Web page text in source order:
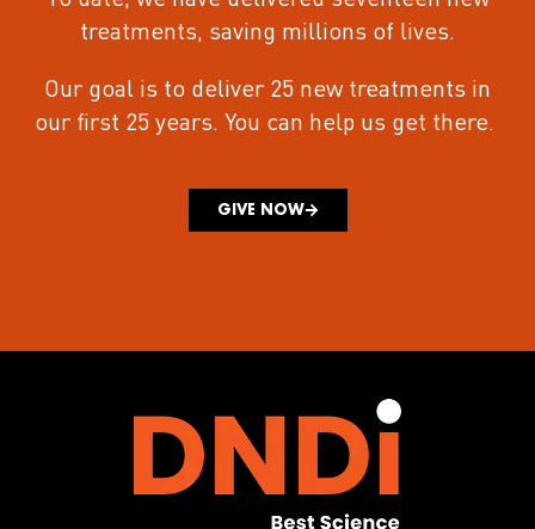
treatments, saving millions of lives.
Our goal is to deliver 25 new treatments in
our first 25 years. You can help us get there.
GIVE NOW